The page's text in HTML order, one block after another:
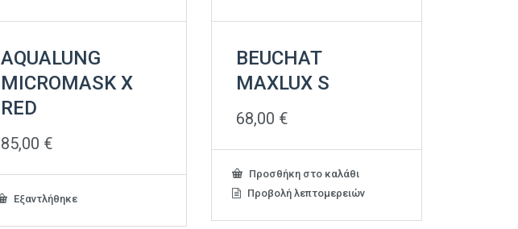
AQUALUNG
MICROMASK X
RED
85,00 €
Εξαντλήθηκε
BEUCHAT
MAXLUX S
68,00 €
Προσθήκη στο καλάθι
Προβολή λεπτομερειών